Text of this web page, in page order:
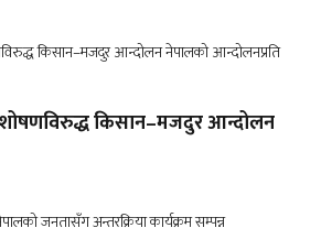
शोषणविरुद्ध किसान–मजदुर आन्दोलन